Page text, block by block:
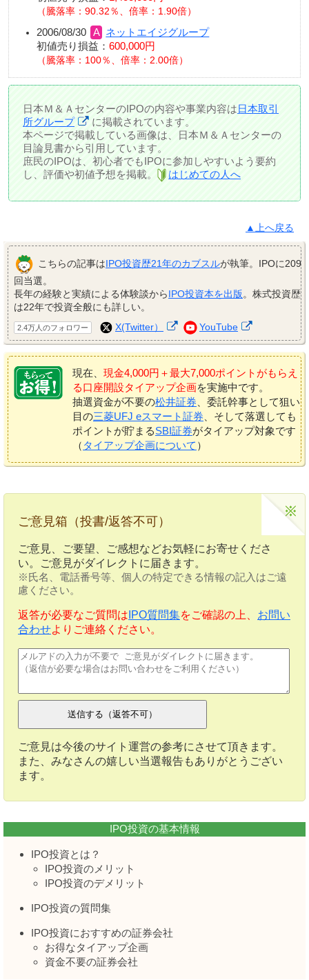
騰落率：90.32％、倍率：1.90倍
2006/08/30
ネットエイジグループ
初値売り損益： 600,000円
騰落率：100％、倍率：2.00倍
日本Ｍ＆ＡセンターのIPOの内容や事業内容は日本取引
所グループ
に掲載されています。
本ページで掲載している画像は、日本Ｍ＆Ａセンターの
目論見書から引用しています。
庶民のIPOは、初心者でもIPOに参加しやすいよう要約
し、評価や初値予想を掲載。
はじめての人へ
▲上へ戻る
こちらの記事はIPO投資歴21年のカブスルが執筆。IPOに209
回当選。
長年の経験と実績による体験談からIPO投資本を出版。株式投資歴
は22年で投資全般にも詳しい。
2.4万人のフォロワー X(Twitter） YouTube
現在、 現金4,000円＋最大7,000ポイントがもらえ
る口座開設タイアップ企画を実施中です。
抽選資金が不要の松井証券 、委託幹事として狙い
目の三菱UFJ eスマート証券 、そして落選しても
ポイントが貯まるSBI証券がタイアップ対象です
（ タイアップ企画について ）
ご意見箱（投書/返答不可）
ご意見、ご要望、ご感想などお気軽にお寄せくださ
い。ご意見がダイレクトに届きます。
※氏名、電話番号等、個人の特定できる情報の記入はご遠
慮ください。
返答が必要なご質問は IPO質問集をご確認の上、 お問い
合わせよりご連絡ください。
ご意見は今後のサイト運営の参考にさせて頂きます。
また、みなさんの嬉しい当選報告もありがとうござい
ます。
IPO投資の基本情報
IPO投資とは？
IPO投資のメリット
IPO投資のデメリット
IPO投資の質問集
IPO投資におすすめの証券会社
お得なタイアップ企画
資金不要の証券会社